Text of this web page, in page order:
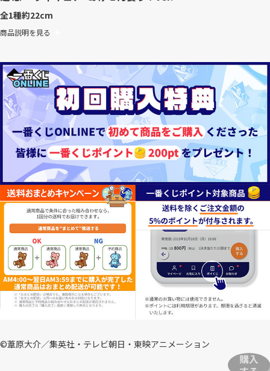
全1種約22cm
商品説明を見る
©葦原大介／集英社・テレビ朝日・東映アニメーション
購入